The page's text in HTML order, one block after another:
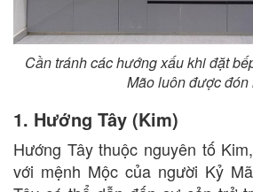
Cần tránh các hướng xấu khi đặt
Mão luôn được đón
1. Hướng Tây (Kim)
Hướng Tây thuộc nguyên tố
với mệnh Mộc của người Kỷ